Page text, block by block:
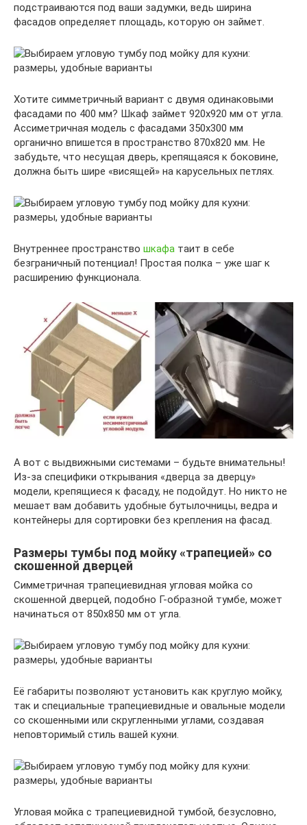
подстраиваются под ваши задумки, ведь ширина
фасадов определяет площадь, которую он займет.
Хотите симметричный вариант с двумя одинаковыми
фасадами по 400 мм? Шкаф займет 920х920 мм от угла.
Ассиметричная модель с фасадами 350х300 мм
органично впишется в пространство 870х820 мм. Не
забудьте, что несущая дверь, крепящаяся к боковине,
должна быть шире «висящей» на карусельных петлях.
Внутреннее пространство шкафа таит в себе
безграничный потенциал! Простая полка – уже шаг к
расширению функционала.
А вот с выдвижными системами – будьте внимательны!
Из-за специфики открывания «дверца за дверцу»
модели, крепящиеся к фасаду, не подойдут. Но никто не
мешает вам добавить удобные бутылочницы, ведра и
контейнеры для сортировки без крепления на фасад.
Размеры тумбы под мойку «трапецией» со
скошенной дверцей
Симметричная трапециевидная угловая мойка со
скошенной дверцей, подобно Г-образной тумбе, может
начинаться от 850х850 мм от угла.
Её габариты позволяют установить как круглую мойку,
так и специальные трапециевидные и овальные модели
со скошенными или скругленными углами, создавая
неповторимый стиль вашей кухни.
Угловая мойка с трапециевидной тумбой, безусловно,